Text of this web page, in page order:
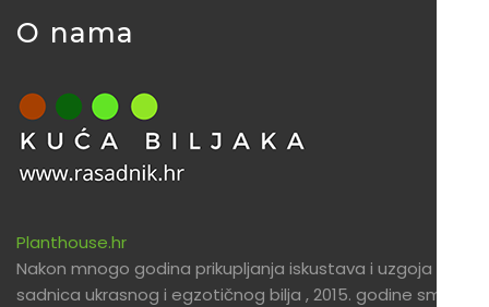
O nama
Planthouse.hr
Nakon mnogo godina prikupljanja iskustava i uzgoja
sadnica ukrasnog i egzotičnog bilja , 2015. godine smo